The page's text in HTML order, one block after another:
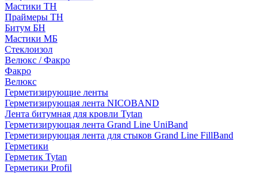
Мастики ТН
Праймеры ТН
Битум БН
Мастики МБ
Стеклоизол
Велюкс / Факро
Факро
Велюкс
Герметизирующие ленты
Герметизирующая лента NICOBAND
Лента битумная для кровли Tytan
Герметизирующая лента Grand Line UniBand
Герметизирующая лента для стыков Grand Line FillBand
Герметики
Герметик Tytan
Герметики Profil